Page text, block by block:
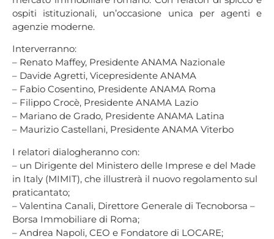
ospiti istituzionali, un’occasione unica per agenti e
agenzie moderne.
Interverranno:
– Renato Maffey, Presidente ANAMA Nazionale
– Davide Agretti, Vicepresidente ANAMA
– Fabio Cosentino, Presidente ANAMA Roma
– Filippo Crocè, Presidente ANAMA Lazio
– Mariano de Grado, Presidente ANAMA Latina
– Maurizio Castellani, Presidente ANAMA Viterbo
I relatori dialogheranno con:
– un Dirigente del Ministero delle Imprese e del Made
in Italy (MIMIT), che illustrerà il nuovo regolamento sul
praticantato;
– Valentina Canali, Direttore Generale di Tecnoborsa –
Borsa Immobiliare di Roma;
– Andrea Napoli, CEO e Fondatore di LOCARE;